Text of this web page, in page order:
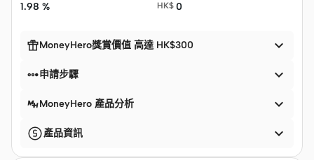
1.98 %
HK$ 0
MoneyHero獎賞價值 高達 HK$300 
申請步驟 
MoneyHero 產品分析 
產品資訊 